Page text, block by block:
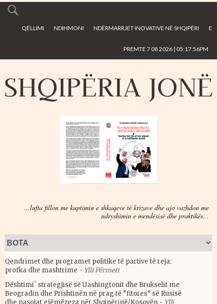
main
QËLLIMI NDIHMONI NDËRMARRJET INOVATIVE NË SHQIPËRI E
PREMTE 7 08 2026 | 05:17:56PM
...lufta fillon me kuptimin e shkaqeve të krizave dhe ajo vazhdon me
ndryshimin e mendësisë dhe praktikës...
Qendrimet dhe programet politike të partive të reja:
profka dhe mashtrime - Ylli Përmeti
Dështimi` strategjisë së Uashingtonit dhe Brukselit me
Beogradin dhe Prishtinën në prag të “fitores” së Rusisë